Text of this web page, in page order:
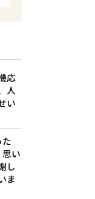
応
人
い
い
し
ま